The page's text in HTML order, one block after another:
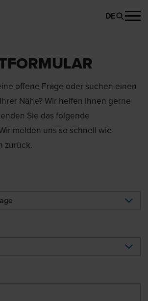
DE
offene Frage oder suchen einen
Nähe? Wir helfen Ihnen gerne
Sie das folgende
melden uns so schnell wie
zurück.